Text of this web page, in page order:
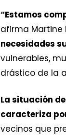
“Estamos
afirma Martine
necesidades
vulnerables,
drástico de la
La situación
caracteriza
vecinos que